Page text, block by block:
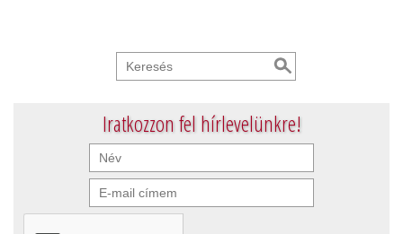
Iratkozzon fel hírlevelünkre!